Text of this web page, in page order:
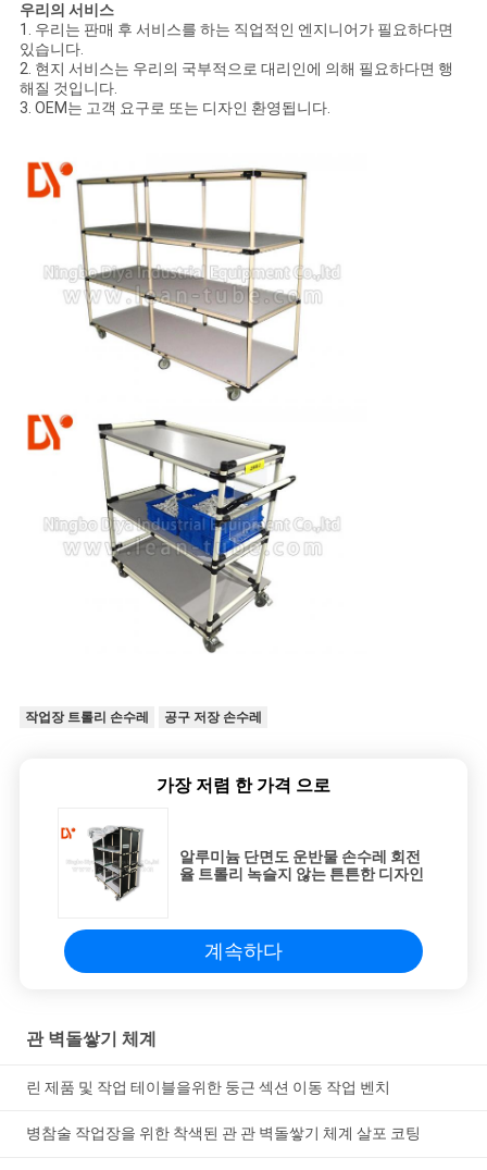
우리의 서비스
1. 우리는 판매 후 서비스를 하는 직업적인 엔지니어가 필요하다면
있습니다.
2. 현지 서비스는 우리의 국부적으로 대리인에 의해 필요하다면 행
해질 것입니다.
3. OEM는 고객 요구로 또는 디자인 환영됩니다.
작업장 트롤리 손수레 공구 저장 손수레
가장 저렴 한 가격 으로
알루미늄 단면도 운반물 손수레 회전
율 트롤리 녹슬지 않는 튼튼한 디자인
계속하다
관 벽돌쌓기 체계
린 제품 및 작업 테이블을위한 둥근 섹션 이동 작업 벤치
병참술 작업장을 위한 착색된 관 관 벽돌쌓기 체계 살포 코팅